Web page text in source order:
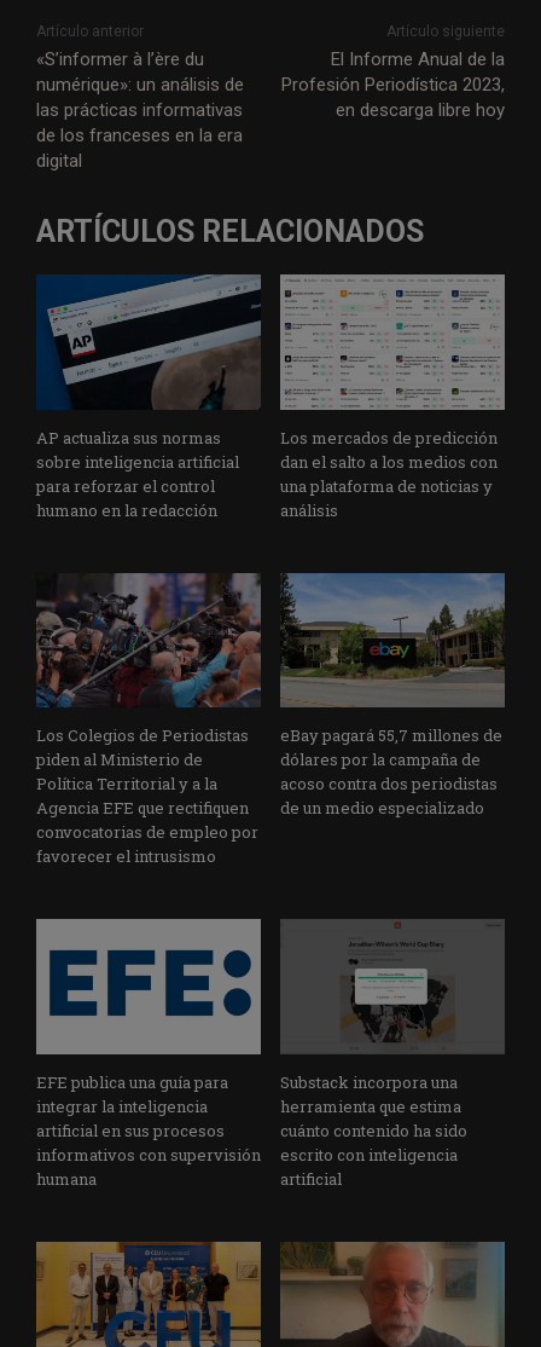
Artículo anterior
«S’informer à l’ère du
numérique»: un análisis de
las prácticas informativas
de los franceses en la era
digital
Artículo siguiente
El Informe Anual de la
Profesión Periodística 2023,
en descarga libre hoy
ARTÍCULOS RELACIONADOS
AP actualiza sus normas
sobre inteligencia artificial
para reforzar el control
humano en la redacción
Los mercados de predicción
dan el salto a los medios con
una plataforma de noticias y
análisis
Los Colegios de Periodistas
piden al Ministerio de
Política Territorial y a la
Agencia EFE que rectifiquen
convocatorias de empleo por
favorecer el intrusismo
eBay pagará 55,7 millones de
dólares por la campaña de
acoso contra dos periodistas
de un medio especializado
EFE publica una guía para
integrar la inteligencia
artificial en sus procesos
informativos con supervisión
humana
Substack incorpora una
herramienta que estima
cuánto contenido ha sido
escrito con inteligencia
artificial